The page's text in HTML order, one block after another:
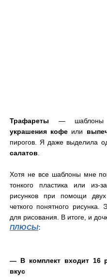
Трафареты — шаблоны
украшения кофе или
пирогов. Я даже выделила
салатов.
Хотя не все шаблоны мне
тонкого пластика или
рисунков при помощи
четкого понятного
для рисования. В итоге, и
ПЛЮСЫ:
— В комплект входит 16
вкус